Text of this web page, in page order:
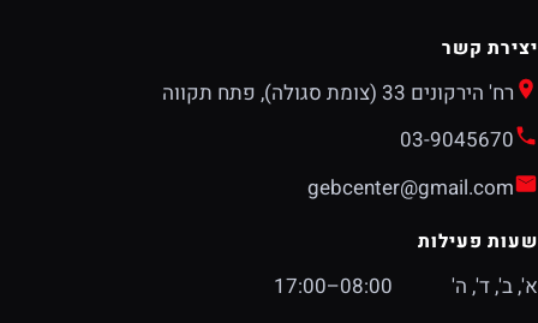
יצירת קשר
רח' הירקונים 33 (צומת סגולה), פתח תקווה
03-9045670
gebcenter@gmail.com
שעות פעילות
א', ב', ד', ה'
08:00–17:00